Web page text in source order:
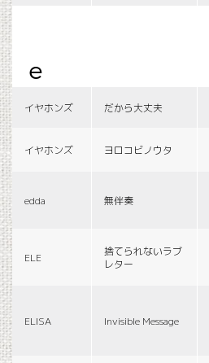
e
イヤホンズ だから大丈夫
イヤホンズ ヨロコビノウタ
edda 無伴奏
ELE
捨てられないラブ
レター
ELISA Invisible Message